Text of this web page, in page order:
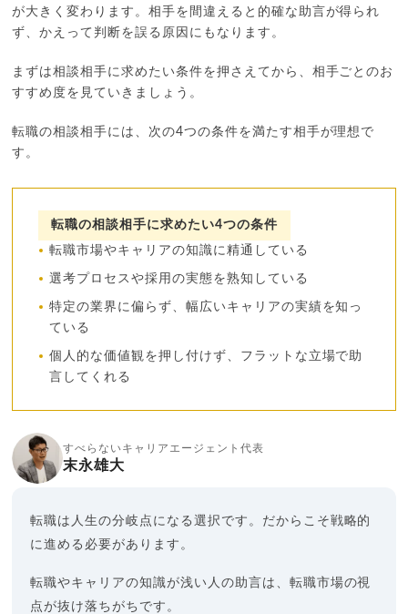
が大きく変わります。相手を間違えると的確な助言が得られ
ず、かえって判断を誤る原因にもなります。
まずは相談相手に求めたい条件を押さえてから、相手ごとのお
すすめ度を見ていきましょう。
転職の相談相手には、次の4つの条件を満たす相手が理想で
す。
転職の相談相手に求めたい4つの条件
転職市場やキャリアの知識に精通している
選考プロセスや採用の実態を熟知している
特定の業界に偏らず、幅広いキャリアの実績を知っ
ている
個人的な価値観を押し付けず、フラットな立場で助
言してくれる
すべらないキャリアエージェント代表
末永雄大
転職は人生の分岐点になる選択です。だからこそ戦略的
に進める必要があります。
転職やキャリアの知識が浅い人の助言は、転職市場の視
点が抜け落ちがちです。